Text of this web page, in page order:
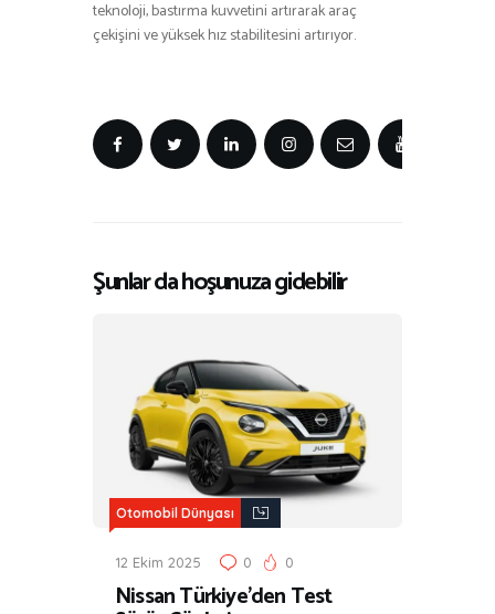
teknoloji, bastırma kuvvetini artırarak araç
çekişini ve yüksek hız stabilitesini artırıyor.
Şunlar da hoşunuza gidebilir
Otomobil Dünyası
12 Ekim 2025 0 0
Nissan Türkiye’den Test